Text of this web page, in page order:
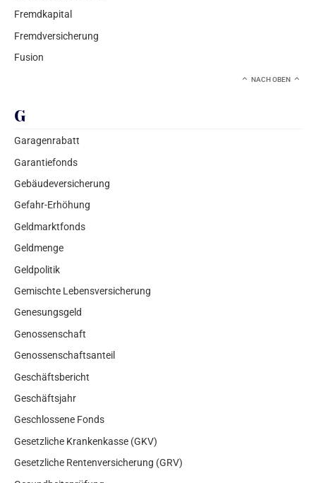
Fremdkapital
Fremdversicherung
Fusion
NACH OBEN
G
Garagenrabatt
Garantiefonds
Gebäudeversicherung
Gefahr-Erhöhung
Geldmarktfonds
Geldmenge
Geldpolitik
Gemischte Lebensversicherung
Genesungsgeld
Genossenschaft
Genossenschaftsanteil
Geschäftsbericht
Geschäftsjahr
Geschlossene Fonds
Gesetzliche Krankenkasse (GKV)
Gesetzliche Rentenversicherung (GRV)